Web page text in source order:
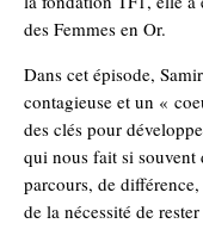
des Femmes en Or.
Dans cet épisode,
contagieuse et un «
des clés pour
qui nous fait si souvent
parcours, de
de la nécessité de